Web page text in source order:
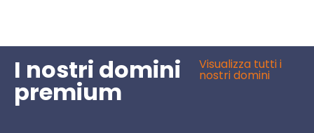
I nostri domini
premium
Visualizza tutti i
nostri domini